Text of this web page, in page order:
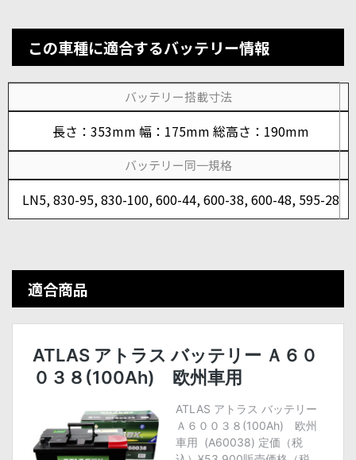
この車種に適合するバッテリー情報
バッテリー搭載寸法
長さ：353mm 幅：175mm 総高さ：190mm
バッテリー同一規格
LN5, 830-95, 830-100, 600-44, 600-38, 600-48, 595-28
適合商品